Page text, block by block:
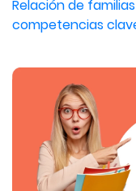
Relación de
competencias